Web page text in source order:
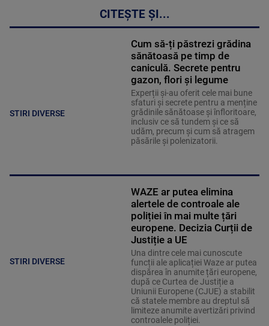
CITEȘTE ȘI...
STIRI DIVERSE
Cum să-ți păstrezi grădina
sănătoasă pe timp de
caniculă. Secrete pentru
gazon, flori și legume
Experții și-au oferit cele mai bune
sfaturi și secrete pentru a menține
grădinile sănătoase și înfloritoare,
inclusiv ce să tundem și ce să
udăm, precum și cum să atragem
păsările și polenizatorii.
STIRI DIVERSE
WAZE ar putea elimina
alertele de controale ale
poliției în mai multe țări
europene. Decizia Curții de
Justiție a UE
Una dintre cele mai cunoscute
funcții ale aplicației Waze ar putea
dispărea în anumite țări europene,
după ce Curtea de Justiție a
Uniunii Europene (CJUE) a stabilit
că statele membre au dreptul să
limiteze anumite avertizări privind
controalele poliției.